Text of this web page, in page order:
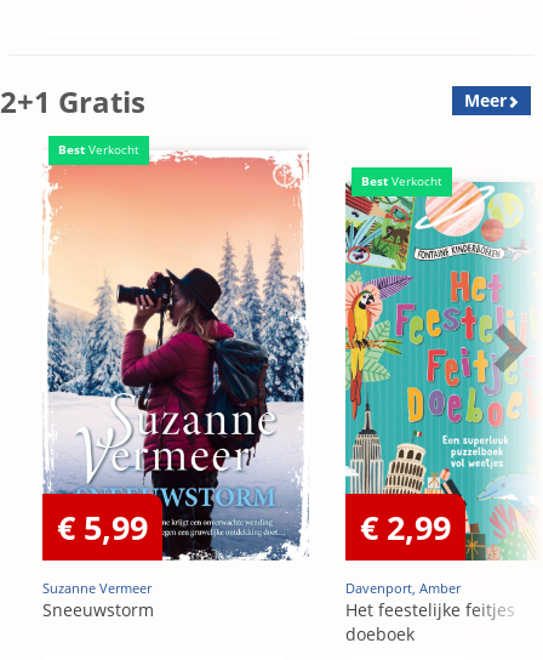
2+1 Gratis Meer
Best Verkocht
€ 5,99
Suzanne Vermeer
Sneeuwstorm
Best Verkocht
€ 2,99
Davenport, Amber
Het feestelijke feitjes
doeboek